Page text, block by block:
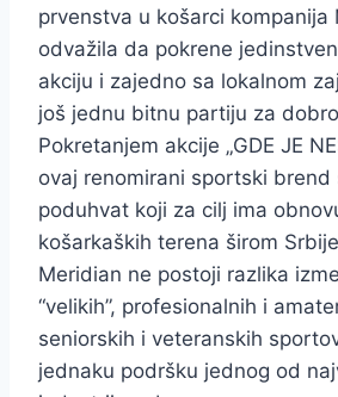
prvenstva u košarci kompanija
odvažila da pokrene
akciju i zajedno sa lokalnom
još jednu bitnu partiju za
Pokretanjem akcije „GDE JE
ovaj renomirani sportski brend
poduhvat koji za cilj ima
košarkaških terena širom
Meridian ne postoji razlika
“velikih”, profesionalnih i
seniorskih i veteranskih
jednaku podršku jednog od